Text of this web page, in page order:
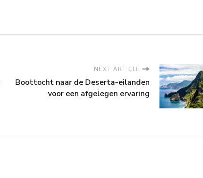
NEXT ARTICLE
Boottocht naar de Deserta-eilanden
voor een afgelegen ervaring